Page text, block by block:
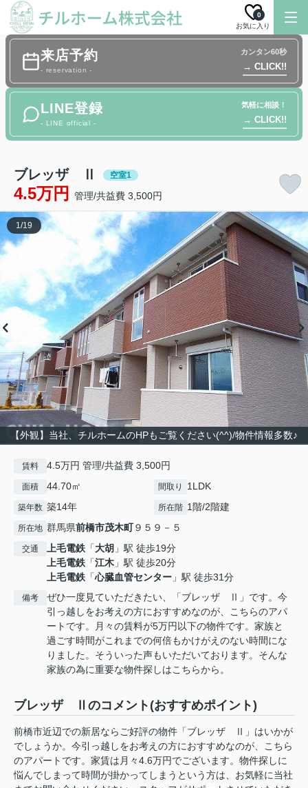
お気に入り
0
来店予約
- reservation -
カンタン60秒
→ CLICK!!
LINE登録
- LINE official -
気軽に相談！
→ CLICK!!
ブレッザ Ⅱ 空室1
4.5万円 管理/共益費 3,500円
【外観】当社、チルホームのHPもご覧ください(^^)/物件情報多数♪
1/19
賃料 4.5万円 管理/共益費 3,500円
面積 44.70㎡ 間取り 1LDK
築年数 築14年 所在階 1階/2階建
所在地 群馬県前橋市茂木町９５９－５
交通 上毛電鉄 「大胡 」駅 徒歩19分
上毛電鉄 「江木 」駅 徒歩20分
上毛電鉄 「心臓血管センター 」駅 徒歩31分
備考
ぜひ一度見ていただきたい、「ブレッザ Ⅱ」です。今
引っ越しをお考えの方におすすめなのが、こちらのアパ
ートです。月々の賃料が5万円以下の物件です。家族と
過ごす時間がこれまでの何倍もかけがえのない時間にな
りました。そういった声もいただいております。そんな
家族の為に重要な物件探しはこちらから。
ブレッザ Ⅱのコメント(おすすめポイント)
前橋市近辺での新居ならご好評の物件「ブレッザ Ⅱ」はいかが
でしょうか。今引っ越しをお考えの方におすすめなのが、こちら
のアパートです。家賃は月々4.6万円でございます。物件探しに
悩んでしまって時間が掛かってしまうという方は、お気軽に当社